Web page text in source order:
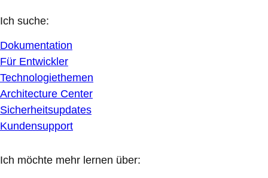
Ich suche:
Dokumentation
Für Entwickler
Technologiethemen
Architecture Center
Sicherheitsupdates
Kundensupport
Ich möchte mehr lernen über: